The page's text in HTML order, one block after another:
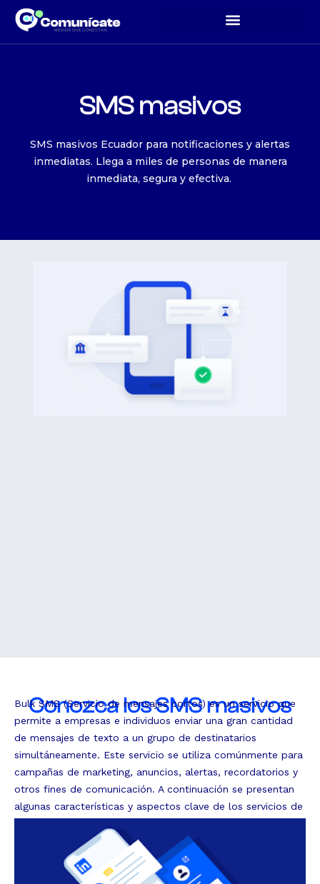
SMS masivos
SMS masivos Ecuador para notificaciones y alertas
inmediatas. Llega a miles de personas de manera
inmediata, segura y efectiva.
Conozca los SMS masivos
Bulk SMS (Servicio de mensajes cortos) es un servicio que
permite a empresas e individuos enviar una gran cantidad
de mensajes de texto a un grupo de destinatarios
simultáneamente. Este servicio se utiliza comúnmente para
campañas de marketing, anuncios, alertas, recordatorios y
otros fines de comunicación. A continuación se presentan
algunas características y aspectos clave de los servicios de